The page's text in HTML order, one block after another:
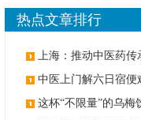
热点文章排行
上海：推动中医药
展 中医上门解六日宿便
这杯“不限量”的乌梅